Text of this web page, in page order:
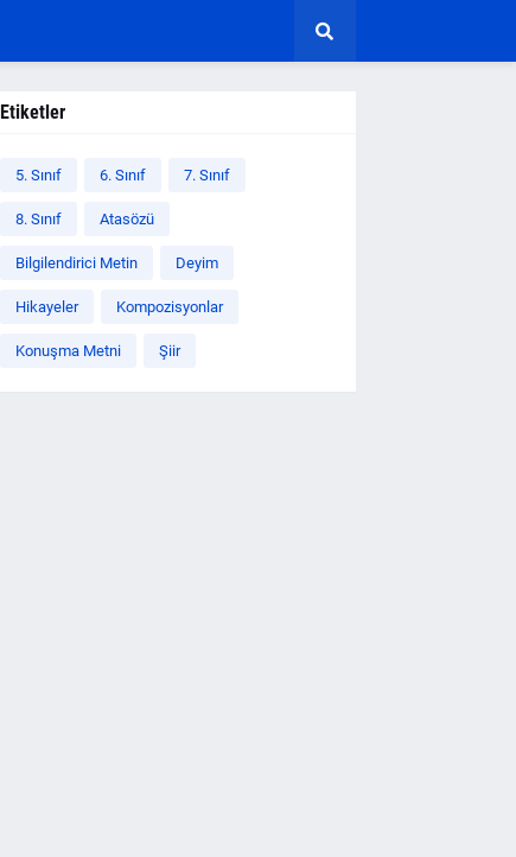
Etiketler
5. Sınıf 6. Sınıf 7. Sınıf
8. Sınıf Atasözü
Bilgilendirici Metin Deyim
Hikayeler Kompozisyonlar
Konuşma Metni Şiir